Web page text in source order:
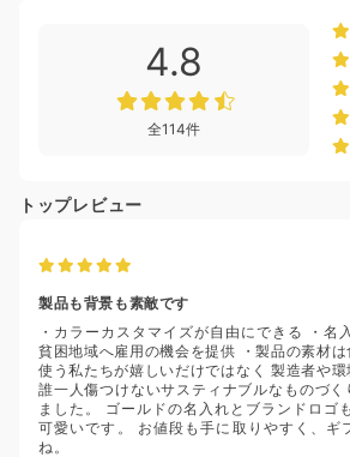
4.8
全114件
トップレビュー
製品も背景も素敵です
・カラーカスタマイズが自由にできる ・名
貧困地域へ雇用の機会を提供 ・製品の素材
使う私たちが嬉しいだけではなく 製造者や
誰一人傷つけないサスティナブルなものづく
ました。 ゴールドの名入れとブランドロゴ
可愛いです。 お値段も手に取りやすく、ギ
ね。